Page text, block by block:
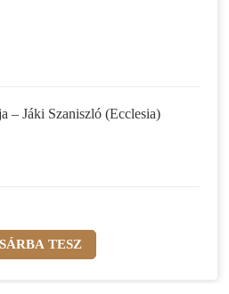
– Jáki Szaniszló (Ecclesia)